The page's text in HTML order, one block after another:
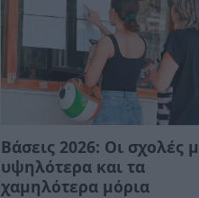
Βάσεις 2026: Οι σχολές
υψηλότερα και τα
χαμηλότερα μόρια